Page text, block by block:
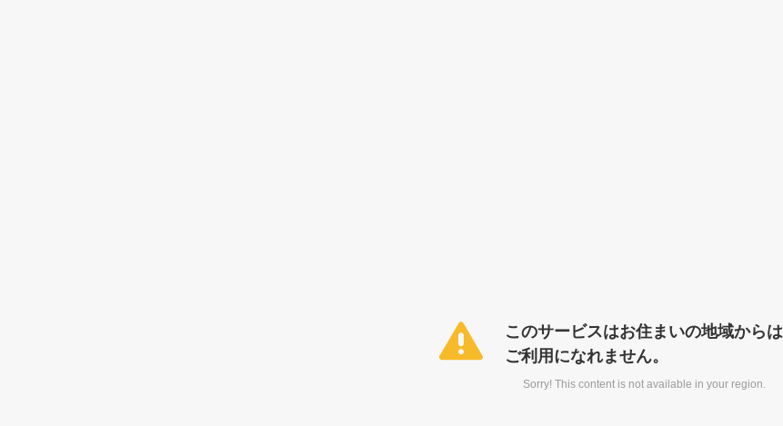
このサービスはお住まいの地域からは
ご利用になれません。
Sorry! This content is not available in your region.